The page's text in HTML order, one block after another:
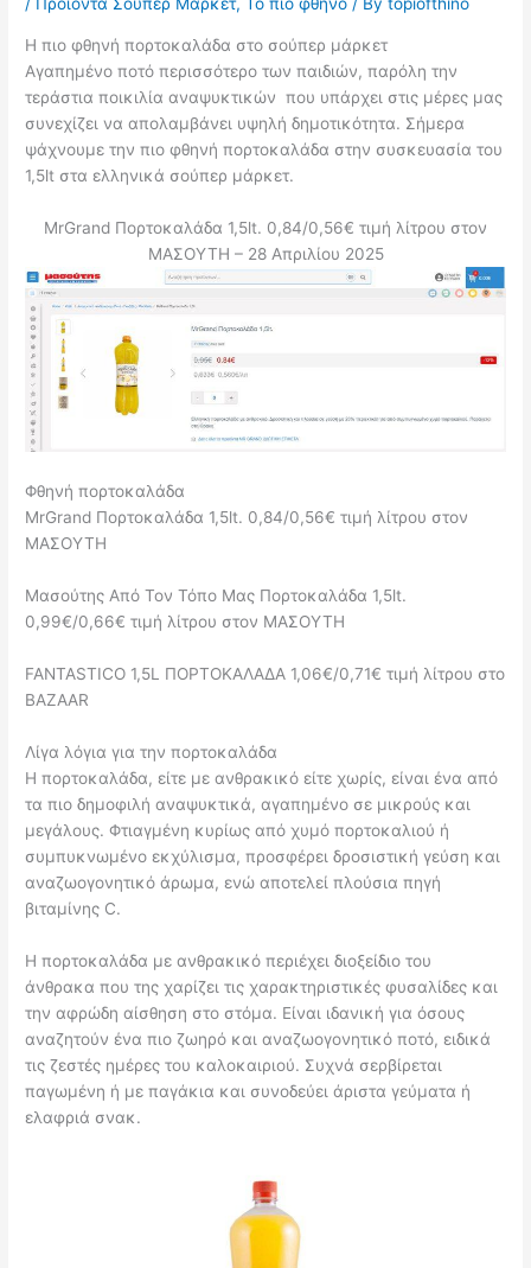
Η πιο φθηνή πορτοκαλάδα στο σούπερ μάρκετ
Αγαπημένο ποτό περισσότερο των παιδιών, παρόλη την
τεράστια ποικιλία αναψυκτικών που υπάρχει στις μέρες μας
συνεχίζει να απολαμβάνει υψηλή δημοτικότητα. Σήμερα
ψάχνουμε την πιο φθηνή πορτοκαλάδα στην συσκευασία του
1,5lt στα ελληνικά σούπερ μάρκετ.
MrGrand Πορτοκαλάδα 1,5lt. 0,84/0,56€ τιμή λίτρου στον
ΜΑΣΟΥΤΗ – 28 Απριλίου 2025
Φθηνή πορτοκαλάδα
MrGrand Πορτοκαλάδα 1,5lt. 0,84/0,56€ τιμή λίτρου στον
ΜΑΣΟΥΤΗ
Μασούτης Από Τον Τόπο Μας Πορτοκαλάδα 1,5lt.
0,99€/0,66€ τιμή λίτρου στον ΜΑΣΟΥΤΗ
FANTASTICO 1,5L ΠΟΡΤΟΚΑΛΑΔΑ 1,06€/0,71€ τιμή λίτρου στο
BAZAAR
Λίγα λόγια για την πορτοκαλάδα
Η πορτοκαλάδα, είτε με ανθρακικό είτε χωρίς, είναι ένα από
τα πιο δημοφιλή αναψυκτικά, αγαπημένο σε μικρούς και
μεγάλους. Φτιαγμένη κυρίως από χυμό πορτοκαλιού ή
συμπυκνωμένο εκχύλισμα, προσφέρει δροσιστική γεύση και
αναζωογονητικό άρωμα, ενώ αποτελεί πλούσια πηγή
βιταμίνης C.
Η πορτοκαλάδα με ανθρακικό περιέχει διοξείδιο του
άνθρακα που της χαρίζει τις χαρακτηριστικές φυσαλίδες και
την αφρώδη αίσθηση στο στόμα. Είναι ιδανική για όσους
αναζητούν ένα πιο ζωηρό και αναζωογονητικό ποτό, ειδικά
τις ζεστές ημέρες του καλοκαιριού. Συχνά σερβίρεται
παγωμένη ή με παγάκια και συνοδεύει άριστα γεύματα ή
ελαφριά σνακ.